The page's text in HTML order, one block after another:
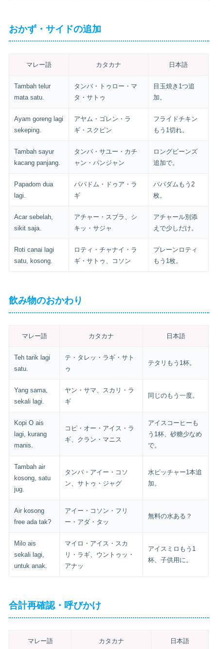
おかず・サイドの追加
マレー語 カタカナ 日本語
Tambah telur
mata satu.
タンバ・トゥロー・マ
タ・サトゥ
目玉焼き1つ追
加。
Ayam goreng lagi
sekeping.
アヤム・ゴレン・ラ
ギ・スクピン
フライドチキン
もう1切れ。
Tambah sayur
kacang panjang.
タンバ・サユー・カチ
ャン・パンジャン
ロングビーンズ
追加で。
Papadom dua
lagi.
パパドム・ドゥア・ラ
ギ
パパダムもう2
枚。
Acar sebelah,
sikit saja.
アチャー・スブラ、シ
キッ・サジャ
アチャール別添
えで少しだけ。
Roti canai lagi
satu, kosong.
ロティ・チャナイ・ラ
ギ・サトゥ、コソン
プレーンロティ
もう1枚。
飲み物のおかわり
マレー語 カタカナ 日本語
Teh tarik lagi
satu.
テ・タレッ・ラギ・サト
ゥ
テタリもう1杯。
Yang sama,
sekali lagi.
ヤン・サマ、スカリ・ラ
ギ
同じのもう一度。
Kopi O ais
lagi, kurang
manis.
コピ・オー・アイス・ラ
ギ、クラン・マニス
アイスコーヒーも
う1杯、砂糖少なめ
で。
Tambah air
kosong, satu
jug.
タンバ・アイー・コソ
ン、サトゥ・ジャグ
水ピッチャー1本追
加。
Air kosong
free ada tak?
アイー・コソン・フリ
ー・アダ・タッ
無料の水ある？
Milo ais
sekali lagi,
untuk anak.
マイロ・アイス・スカ
リ・ラギ、ウントゥッ・
アナッ
アイスミロもう1
杯、子供用に。
合計再確認・呼びかけ
マレー語 カタカナ 日本語